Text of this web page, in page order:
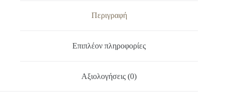
Περιγραφή
Επιπλέον πληροφορίες
Αξιολογήσεις (0)